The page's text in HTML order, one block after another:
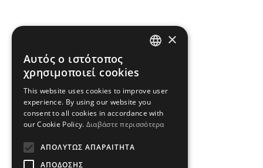
×
Αυτός ο ιστότοπος
χρησιμοποιεί cookies
This website uses cookies to improve user
experience. By using our website you
consent to all cookies in accordance with
our Cookie Policy. Διαβάστε περισσότερα
ΑΠΟΛΎΤΩΣ ΑΠΑΡΑΊΤΗΤΑ
ΑΠΌΔΟΣΗΣ